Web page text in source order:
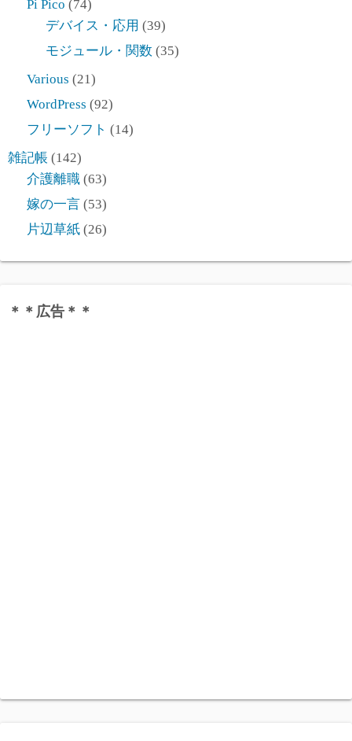
Pi Pico (74)
デバイス・応用 (39)
モジュール・関数 (35)
Various (21)
WordPress (92)
フリーソフト (14)
雑記帳 (142)
介護離職 (63)
嫁の一言 (53)
片辺草紙 (26)
＊＊広告＊＊